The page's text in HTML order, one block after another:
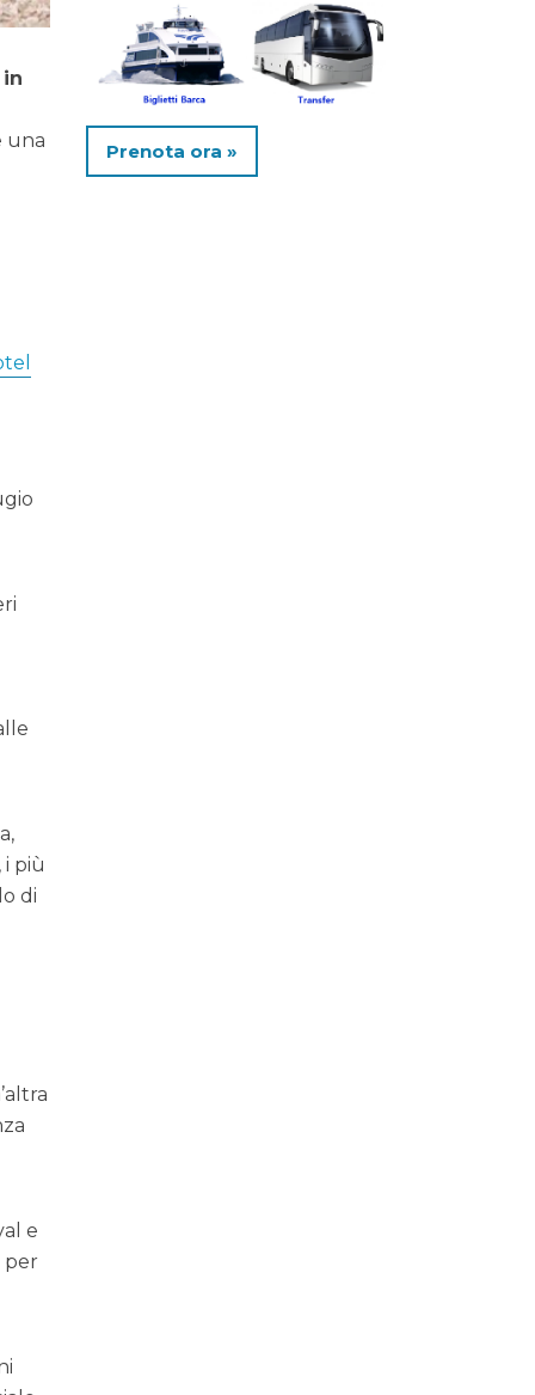
in
una
più
di
e
per
Prenota ora »